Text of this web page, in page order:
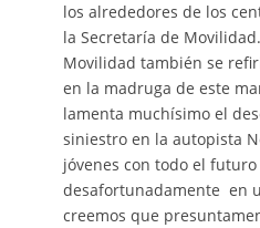
los alrededores de los
la Secretaría de
Movilidad también se
en la madruga de este
lamenta muchísimo el
siniestro en la autopista
jóvenes con todo el
desafortunadamente en
creemos que